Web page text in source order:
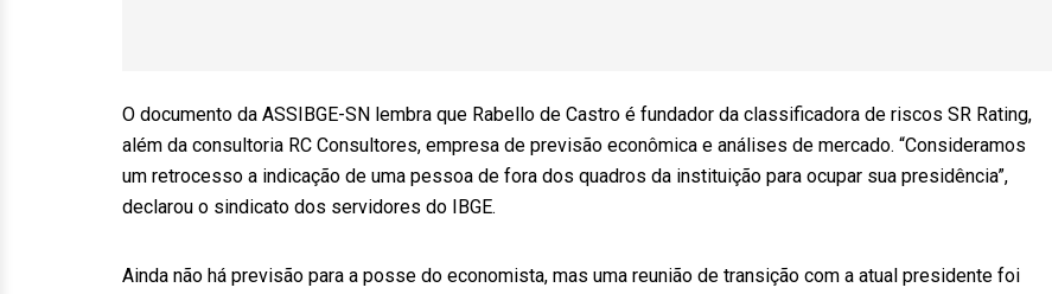
O documento da ASSIBGE-SN lembra que Rabello de Castro é fundador da classificadora de riscos SR Rating,
além da consultoria RC Consultores, empresa de previsão econômica e análises de mercado. “Consideramos
um retrocesso a indicação de uma pessoa de fora dos quadros da instituição para ocupar sua presidência”,
declarou o sindicato dos servidores do IBGE.
Ainda não há previsão para a posse do economista, mas uma reunião de transição com a atual presidente foi